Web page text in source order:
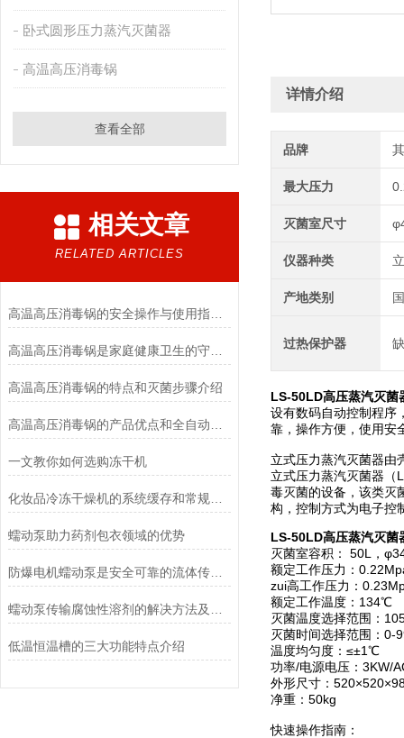
卧式圆形压力蒸汽灭菌器
高温高压消毒锅
查看全部
相关文章
RELATED ARTICLES
高温高压消毒锅的安全操作与使用指南说明
高温高压消毒锅的特点和灭菌步骤介绍
一文教你如何选购冻干机
化妆品冷冻干燥机的系统缓存和常规冻干方法的优点
蠕动泵助力药剂包衣领域的优势
防爆电机蠕动泵是安全可靠的流体传送解决方案
低温恒温槽的三大功能特点介绍
详情介绍
品牌
最大压力
灭菌室尺寸
仪器种类
产地类别
过热保护器
LS-50LD高压蒸汽灭菌
设有数码自动控制程序
靠，操作方便，使用安
立式压力蒸汽灭菌器由
立式压力蒸汽灭菌器（
毒灭菌的设备，该类灭
构，控制方式为电子控
LS-50LD高压蒸汽灭菌
灭菌室容积： 50L，
额定工作压力：
zui高工作压力：
额定工作温度：134℃
灭菌温度选择范围：
灭菌时间选择范围：0-
温度均匀度：≤±1℃
功率/电源电压：3KW/
外形尺寸：
净重：50kg
快速操作指南：